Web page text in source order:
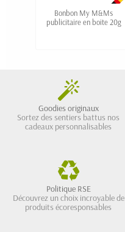
Bonbon My M&Ms
publicitaire en boite 20g
Goodies originaux
Sortez des sentiers battus nos
cadeaux personnalisables
Politique RSE
Découvrez un choix incroyable de
produits écoresponsables